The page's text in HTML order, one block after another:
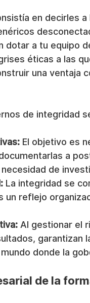
en decirles
dotar a tu equipo
éticas a las
una ventaja
de integridad
El objetivo es
a
de
La integridad se
un reflejo
Al gestionar el
garantizan
donde la
de la